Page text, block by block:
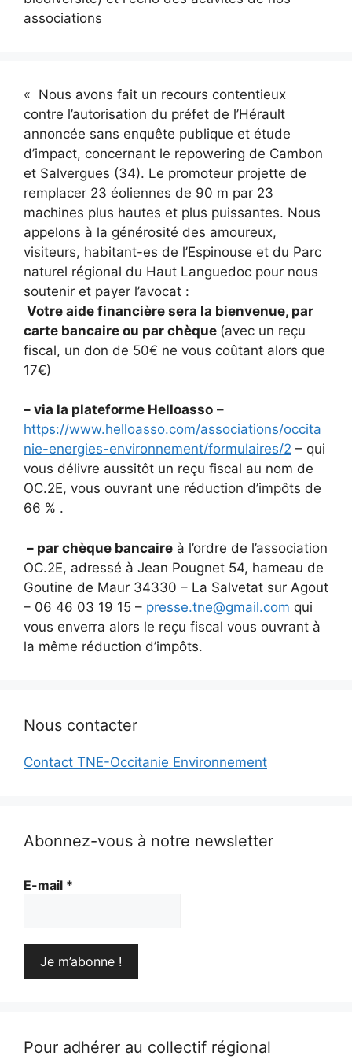
associations
« Nous avons fait un recours contentieux
contre l’autorisation du préfet de l’Hérault
annoncée sans enquête publique et étude
d’impact, concernant le repowering de Cambon
et Salvergues (34). Le promoteur projette de
remplacer 23 éoliennes de 90 m par 23
machines plus hautes et plus puissantes. Nous
appelons à la générosité des amoureux,
visiteurs, habitant-es de l’Espinouse et du Parc
naturel régional du Haut Languedoc pour nous
soutenir et payer l’avocat :
Votre aide financière sera la bienvenue, par
carte bancaire ou par chèque (avec un reçu
fiscal, un don de 50€ ne vous coûtant alors que
17€)
– via la plateforme Helloasso –
https://www.helloasso.com/associations/occita
nie-energies-environnement/formulaires/2 – qui
vous délivre aussitôt un reçu fiscal au nom de
OC.2E, vous ouvrant une réduction d’impôts de
66 % .
– par chèque bancaire à l’ordre de l’association
OC.2E, adressé à Jean Pougnet 54, hameau de
Goutine de Maur 34330 – La Salvetat sur Agout
– 06 46 03 19 15 – presse.tne@gmail.com qui
vous enverra alors le reçu fiscal vous ouvrant à
la même réduction d’impôts.
Nous contacter
Contact TNE-Occitanie Environnement
Abonnez-vous à notre newsletter
E-mail *
Pour adhérer au collectif régional